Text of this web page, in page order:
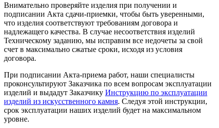
Внимательно проверяйте изделия при получении и
подписании Акта сдачи-приемки, чтобы быть уверенными,
что изделия соответствуют требованиям договора и
надлежащего качества. В случае несоответствия изделий
Техническому заданию, мы исправим все недочеты за свой
счет в максимально сжатые сроки, исходя из условия
договора.
При подписании Акта-приема работ, наши специалисты
проконсультируют Заказчика по всем вопросам эксплуатации
изделий и выдадут Заказчику Инструкцию по эксплуатации
изделий из искусственного камня. Следуя этой инструкции,
срок эксплуатации наших изделий будет на максимальном
уровне.